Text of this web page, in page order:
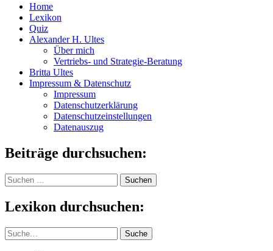
Home
Lexikon
Quiz
Alexander H. Ultes
Über mich
Vertriebs- und Strategie-Beratung
Britta Ultes
Impressum & Datenschutz
Impressum
Datenschutzerklärung
Datenschutzeinstellungen
Datenauszug
Beiträge durchsuchen:
Suchen
nach:
Lexikon durchsuchen:
Suche Suche